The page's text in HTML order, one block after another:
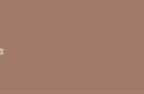
이노센트
韓國男裝外